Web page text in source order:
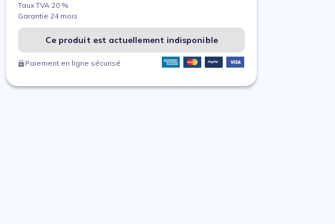
Taux TVA 20 %
Garantie 24 mois
Ce produit est actuellement indisponible
Paiement en ligne sécurisé